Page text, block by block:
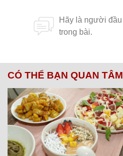
CÓ THỂ BẠN QUAN TÂM